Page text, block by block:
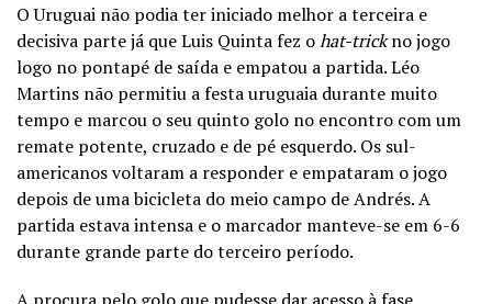
O Uruguai não podia ter iniciado melhor a terceira e
decisiva parte já que Luis Quinta fez ohat-trickno jogo
logo no pontapé de saída e empatou a partida. Léo
Martins não permitiu a festa uruguaia durante muito
tempo e marcou o seu quinto golo no encontro com um
remate potente, cruzado e de pé esquerdo. Os sul-
americanos voltaram a responder e empataram o jogo
depois de uma bicicleta do meio campo de Andrés. A
partida estava intensa e o marcador manteve-se em 6-6
durante grande parte do terceiro período.